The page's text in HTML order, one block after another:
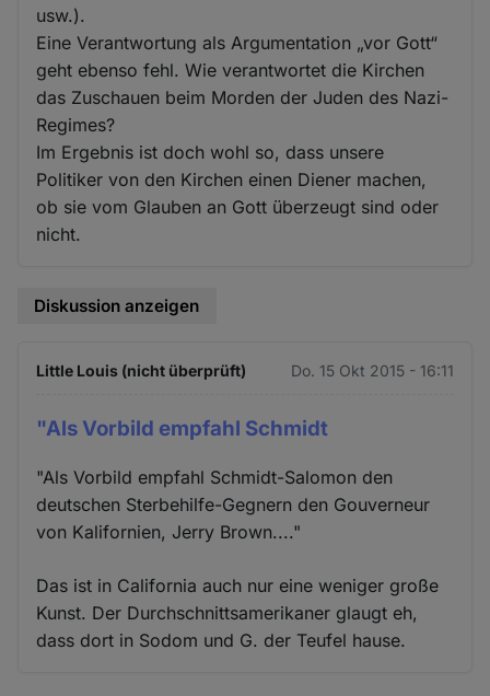
usw.).
Eine Verantwortung als Argumentation „vor Gott“
geht ebenso fehl. Wie verantwortet die Kirchen
das Zuschauen beim Morden der Juden des Nazi-
Regimes?
Im Ergebnis ist doch wohl so, dass unsere
Politiker von den Kirchen einen Diener machen,
ob sie vom Glauben an Gott überzeugt sind oder
nicht.
Diskussion anzeigen
Little Louis (nicht überprüft) Do. 15 Okt 2015 - 16:11
"Als Vorbild empfahl Schmidt
"Als Vorbild empfahl Schmidt-Salomon den
deutschen Sterbehilfe-Gegnern den Gouverneur
von Kalifornien, Jerry Brown...."
Das ist in California auch nur eine weniger große
Kunst. Der Durchschnittsamerikaner glaugt eh,
dass dort in Sodom und G. der Teufel hause.